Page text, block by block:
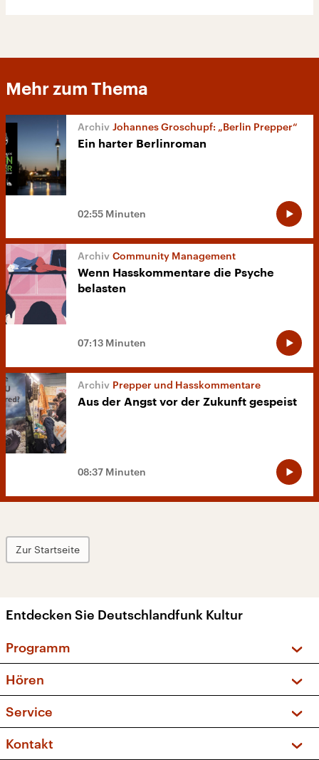
Mehr zum Thema
Johannes Groschupf: „Berlin Prepper“
Ein harter Berlinroman
02:55 Minuten
Community Management
Wenn Hasskommentare die Psyche
belasten
07:13 Minuten
Prepper und Hasskommentare
Aus der Angst vor der Zukunft gespeist
08:37 Minuten
Zur Startseite
Entdecken Sie Deutschlandfunk Kultur
Programm
Sendungen und Podcasts
Musikliste
Kakadu – Das Kinderprogramm
Hören
Frequenzen (UKW + DAB+)
Service
FAQ
Kontakt